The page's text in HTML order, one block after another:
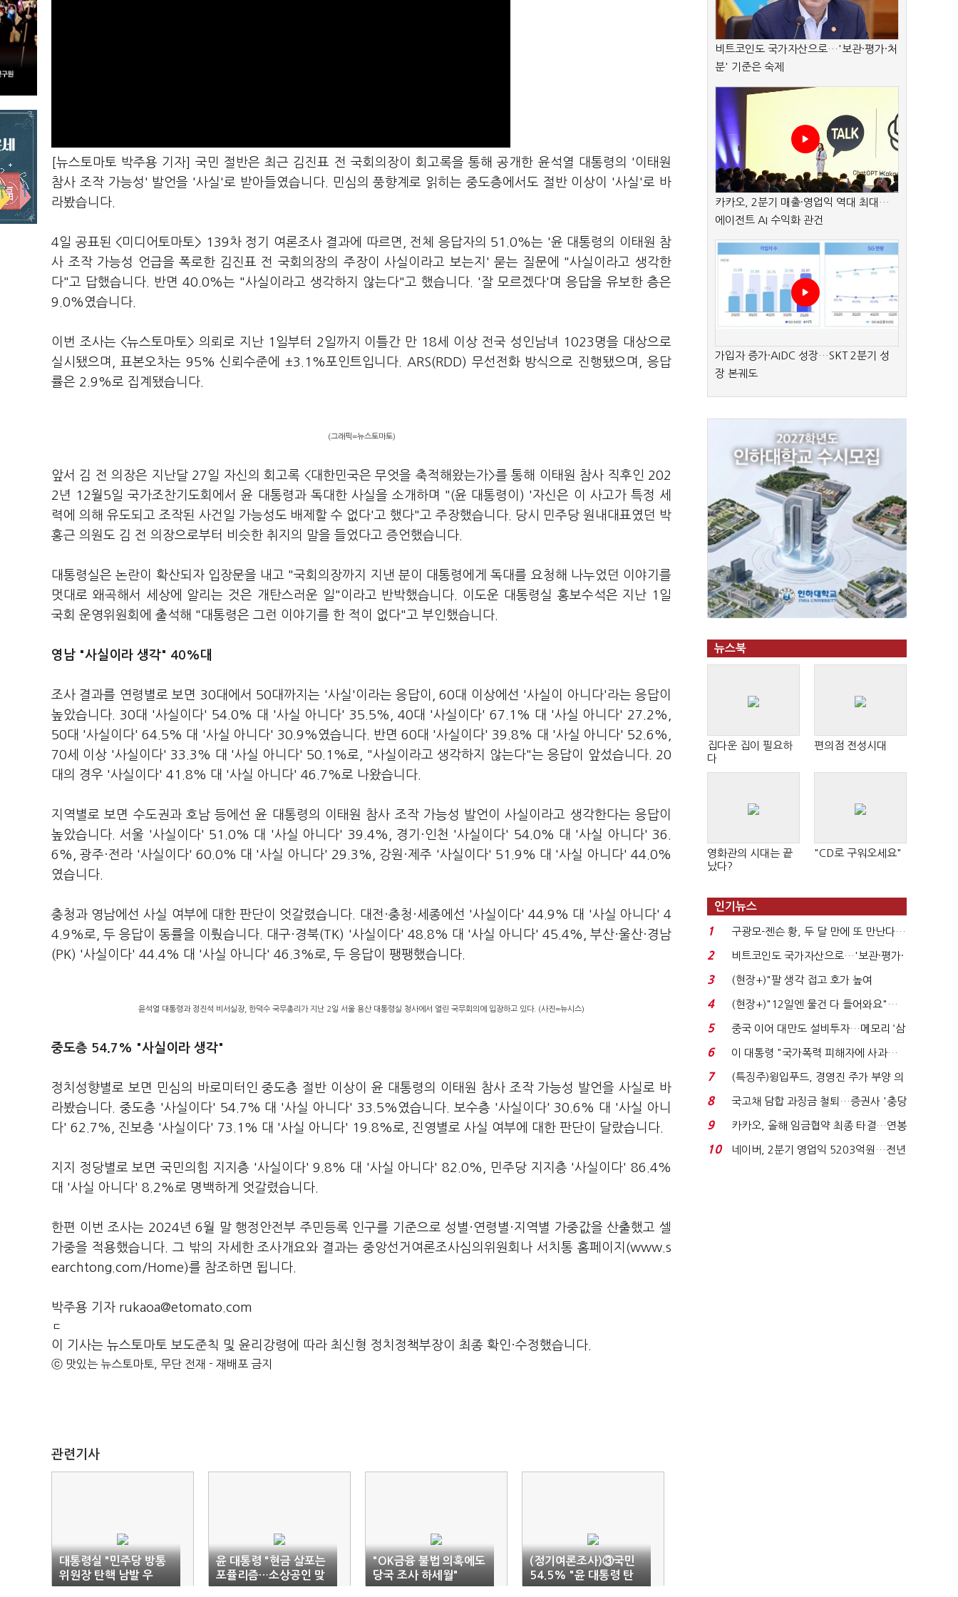
[뉴스토마토 박주용 기자] 국민 절반은 최근 김진표 전 국회의장이 회고록을 통해 공개한 윤석열 대통령의 '이태원
참사 조작 가능성' 발언을 '사실'로 받아들였습니다. 민심의 풍향계로 읽히는 중도층에서도 절반 이상이 '사실'로 바
라봤습니다.
4일 공표된 <미디어토마토> 139차 정기 여론조사 결과에 따르면, 전체 응답자의 51.0%는 '윤 대통령의 이태원 참
사 조작 가능성 언급을 폭로한 김진표 전 국회의장의 주장이 사실이라고 보는지' 묻는 질문에 "사실이라고 생각한
다"고 답했습니다. 반면 40.0%는 "사실이라고 생각하지 않는다"고 했습니다. '잘 모르겠다'며 응답을 유보한 층은
9.0%였습니다.
이번 조사는 <뉴스토마토> 의뢰로 지난 1일부터 2일까지 이틀간 만 18세 이상 전국 성인남녀 1023명을 대상으로
실시됐으며, 표본오차는 95% 신뢰수준에 ±3.1%포인트입니다. ARS(RDD) 무선전화 방식으로 진행됐으며, 응답
률은 2.9%로 집계됐습니다.
(그래픽=뉴스토마토)
앞서 김 전 의장은 지난달 27일 자신의 회고록 <대한민국은 무엇을 축적해왔는가>를 통해 이태원 참사 직후인 202
2년 12월5일 국가조찬기도회에서 윤 대통령과 독대한 사실을 소개하며 "(윤 대통령이) '자신은 이 사고가 특정 세
력에 의해 유도되고 조작된 사건일 가능성도 배제할 수 없다'고 했다"고 주장했습니다. 당시 민주당 원내대표였던 박
홍근 의원도 김 전 의장으로부터 비슷한 취지의 말을 들었다고 증언했습니다.
대통령실은 논란이 확산되자 입장문을 내고 "국회의장까지 지낸 분이 대통령에게 독대를 요청해 나누었던 이야기를
멋대로 왜곡해서 세상에 알리는 것은 개탄스러운 일"이라고 반박했습니다. 이도운 대통령실 홍보수석은 지난 1일
국회 운영위원회에 출석해 "대통령은 그런 이야기를 한 적이 없다"고 부인했습니다.
영남 "사실이라 생각" 40%대
조사 결과를 연령별로 보면 30대에서 50대까지는 '사실'이라는 응답이, 60대 이상에선 '사실이 아니다'라는 응답이
높았습니다. 30대 '사실이다' 54.0% 대 '사실 아니다' 35.5%, 40대 '사실이다' 67.1% 대 '사실 아니다' 27.2%,
50대 '사실이다' 64.5% 대 '사실 아니다' 30.9%였습니다. 반면 60대 '사실이다' 39.8% 대 '사실 아니다' 52.6%,
70세 이상 '사실이다' 33.3% 대 '사실 아니다' 50.1%로, "사실이라고 생각하지 않는다"는 응답이 앞섰습니다. 20
대의 경우 '사실이다' 41.8% 대 '사실 아니다' 46.7%로 나왔습니다.
지역별로 보면 수도권과 호남 등에선 윤 대통령의 이태원 참사 조작 가능성 발언이 사실이라고 생각한다는 응답이
높았습니다. 서울 '사실이다' 51.0% 대 '사실 아니다' 39.4%, 경기·인천 '사실이다' 54.0% 대 '사실 아니다' 36.
6%, 광주·전라 '사실이다' 60.0% 대 '사실 아니다' 29.3%, 강원·제주 '사실이다' 51.9% 대 '사실 아니다' 44.0%
였습니다.
충청과 영남에선 사실 여부에 대한 판단이 엇갈렸습니다. 대전·충청·세종에선 '사실이다' 44.9% 대 '사실 아니다' 4
4.9%로, 두 응답이 동률을 이뤘습니다. 대구·경북(TK) '사실이다' 48.8% 대 '사실 아니다' 45.4%, 부산·울산·경남
(PK) '사실이다' 44.4% 대 '사실 아니다' 46.3%로, 두 응답이 팽팽했습니다.
윤석열 대통령과 정진석 비서실장, 한덕수 국무총리가 지난 2일 서울 용산 대통령실 청사에서 열린 국무회의에 입장하고 있다. (사진=뉴시스)
중도층 54.7% "사실이라 생각"
정치성향별로 보면 민심의 바로미터인 중도층 절반 이상이 윤 대통령의 이태원 참사 조작 가능성 발언을 사실로 바
라봤습니다. 중도층 '사실이다' 54.7% 대 '사실 아니다' 33.5%였습니다. 보수층 '사실이다' 30.6% 대 '사실 아니
다' 62.7%, 진보층 '사실이다' 73.1% 대 '사실 아니다' 19.8%로, 진영별로 사실 여부에 대한 판단이 달랐습니다.
지지 정당별로 보면 국민의힘 지지층 '사실이다' 9.8% 대 '사실 아니다' 82.0%, 민주당 지지층 '사실이다' 86.4%
대 '사실 아니다' 8.2%로 명백하게 엇갈렸습니다.
한편 이번 조사는 2024년 6월 말 행정안전부 주민등록 인구를 기준으로 성별·연령별·지역별 가중값을 산출했고 셀
가중을 적용했습니다. 그 밖의 자세한 조사개요와 결과는 중앙선거여론조사심의위원회나 서치통 홈페이지(www.s
earchtong.com/Home)를 참조하면 됩니다.
박주용 기자 rukaoa@etomato.com
ㄷ
이 기사는 뉴스토마토 보도준칙 및 윤리강령에 따라 최신형 정치정책부장이 최종 확인·수정했습니다.
ⓒ 맛있는 뉴스토마토, 무단 전재 - 재배포 금지
관련기사
대통령실 "민주당 방통
위원장 탄핵 남발 우
려…근거 불명확"
윤 대통령 "현금 살포는
포퓰리즘…소상공인 맞
춤형 25조 지원"
"OK금융 불법 의혹에도
당국 조사 하세월"
(정기여론조사)③국민
54.5% "윤 대통령 탄
핵 동의"…41.6% "동
비트코인도 국가자산으로…'보관·평가·처
분' 기준은 숙제
카카오, 2분기 매출·영업익 역대 최대…
에이전트 AI 수익화 관건
가입자 증가·AIDC 성장…SKT 2분기 성
장 본궤도
뉴스북
집다운 집이 필요하
다
편의점 전성시대
영화관의 시대는 끝
났다?
"CD로 구워오세요"
인기뉴스
1
구광모-젠슨 황, 두 달 만에 또 만난다…
로봇·AI 등 논...
2
비트코인도 국가자산으로…'보관·평가·
처분' 기준은 ...
3
(현장+)"팔 생각 접고 호가 높여
요"…'덜 똘똘한 한 채' 20...
4
(현장+)"12일엔 물건 다 들어와요"…
빈 매대 채우며 문 연 ...
5
중국 이어 대만도 설비투자…메모리 ‘삼
국전쟁’
6
이 대통령 "국가폭력 피해자에 사과…
적극적 조사로 진...
7
(특징주)윙입푸드, 경영진 주가 부양 의
지에 상한가...
8
국고채 담합 과징금 철퇴…증권사 '충당
금 폭탄' 우려...
9
카카오, 올해 임금협약 최종 타결…연봉
6.3% 인상·격려...
10
네이버, 2분기 영업익 5203억원…전년